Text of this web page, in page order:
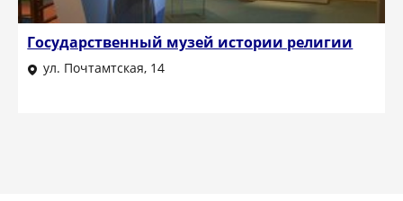
Государственный музей истории религии
ул. Почтамтская, 14